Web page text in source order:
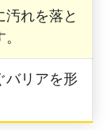
汚れを落と
バリアを形